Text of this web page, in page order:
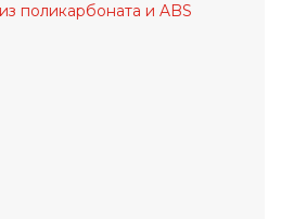
поликарбоната и ABS